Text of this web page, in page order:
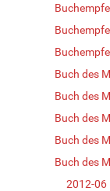
Buch des
Buch des
Buch des
Buch des
Buch des
2012-06